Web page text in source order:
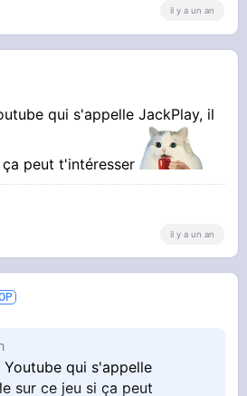
il y a un an
qui s'appelle JackPlay, il
ça peut t'intéresser
il y a un an
Youtube qui s'appelle
sur ce jeu si ça peut